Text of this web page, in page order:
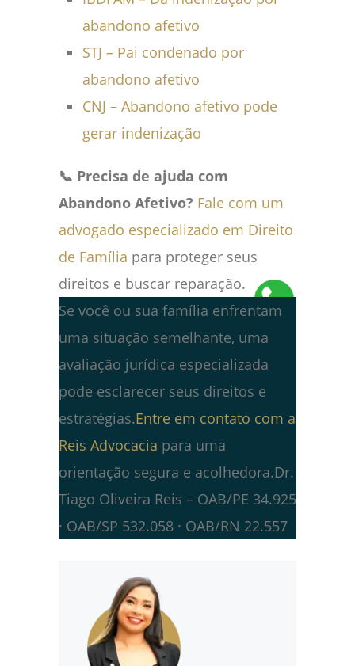
abandono afetivo
STJ – Pai condenado por
abandono afetivo
CNJ – Abandono afetivo pode
gerar indenização
📞 Precisa de ajuda com
Abandono Afetivo? Fale com um
advogado especializado em Direito
de Família para proteger seus
direitos e buscar reparação.
Se você ou sua família enfrentam
uma situação semelhante, uma
avaliação jurídica especializada
pode esclarecer seus direitos e
estratégias.Entre em contato com a
Reis Advocacia para uma
orientação segura e acolhedora.Dr.
Tiago Oliveira Reis – OAB/PE 34.925
· OAB/SP 532.058 · OAB/RN 22.557